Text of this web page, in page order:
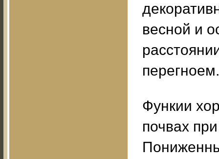
весной и
перегноем.
Функии
почвах